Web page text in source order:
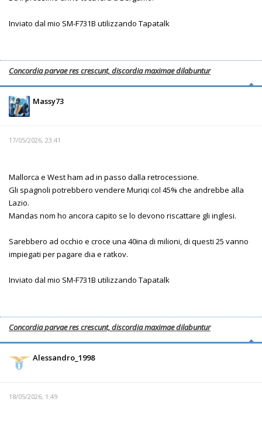
Inviato dal mio SM-F731B utilizzando Tapatalk
Concordia parvae res crescunt, discordia maximae dilabuntur
Massy73
17/05/2026, 23:41
Mallorca e West ham ad in passo dalla retrocessione.
Gli spagnoli potrebbero vendere Muriqi col 45% che andrebbe alla
Lazio.
Mandas nom ho ancora capito se lo devono riscattare gli inglesi.
Sarebbero ad occhio e croce una 40ina di milioni, di questi 25 vanno
impiegati per pagare dia e ratkov.
Inviato dal mio SM-F731B utilizzando Tapatalk
Concordia parvae res crescunt, discordia maximae dilabuntur
Alessandro_1998
18/05/2026, 1:49